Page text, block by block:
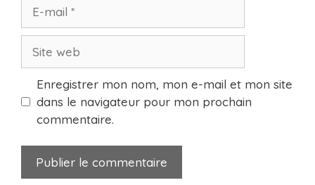
mail
web
Enregistrer mon nom, mon e-mail et mon site
dans le navigateur pour mon prochain
commentaire.